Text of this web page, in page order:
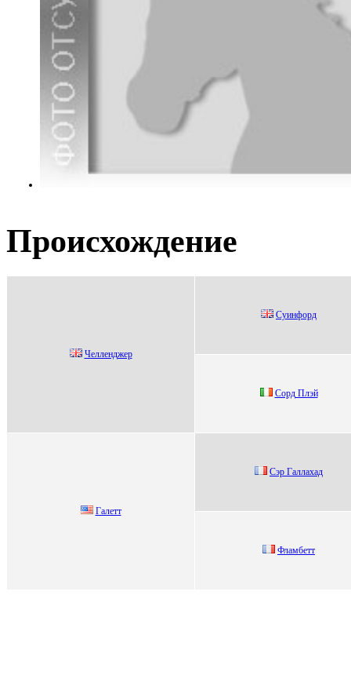
Происхождение
Чeллeнджeр
Суинфopд
Сopд Плэй
Гaлeтт
Сэp Гaллaxaд
Фламбетт